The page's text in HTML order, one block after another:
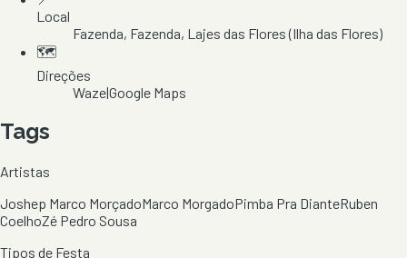
Local
Fazenda, Fazenda, Lajes das Flores(Ilha das Flores)
🗺️
Direções
Waze|Google Maps
Tags
Artistas
Joshep Marco MorçadoMarco MorgadoPimba Pra DianteRuben
CoelhoZé Pedro Sousa
Tipos de Festa